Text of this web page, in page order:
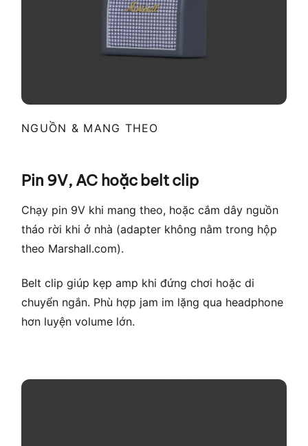
NGUỒN & MANG THEO
Pin 9V, AC hoặc belt clip
Chạy pin 9V khi mang theo, hoặc cắm dây nguồn
tháo rời khi ở nhà (adapter không nằm trong hộp
theo Marshall.com).
Belt clip giúp kẹp amp khi đứng chơi hoặc di
chuyển ngắn. Phù hợp jam im lặng qua headphone
hơn luyện volume lớn.